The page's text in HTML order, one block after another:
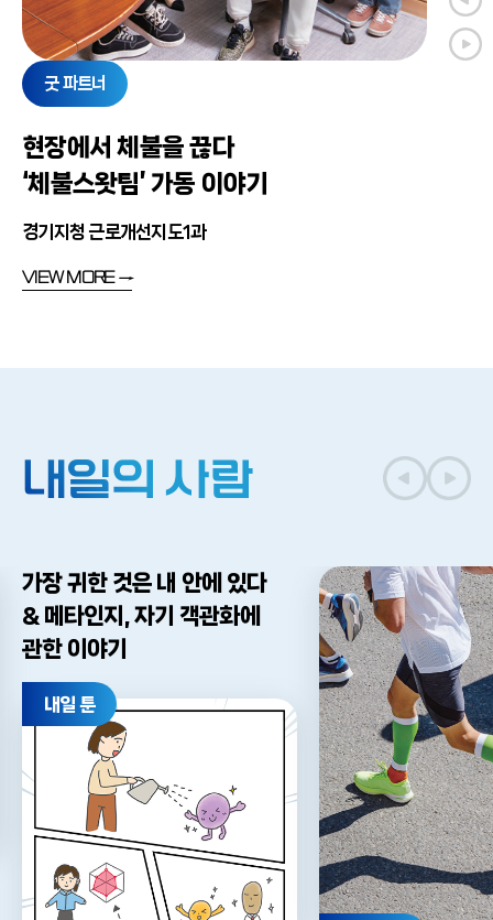
굿 파트너
현장에서 체불을 끊다
‘체불스왓팀’ 가동 이야기
경기지청 근로개선지도1과
VIEW MORE →
내일의 사람
가장 귀한 것은 내 안에 있다
& 메타인지, 자기 객관화에
관한 이야기
내일 툰